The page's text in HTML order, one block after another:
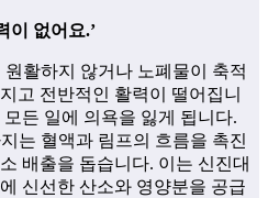
이 없어요.’
원활하지 않거나 노폐물이 축적
고 전반적인 활력이 떨어집니
든 일에 의욕을 잃게 됩니다.
는 혈액과 림프의 흐름을 촉진
배출을 돕습니다. 이는 신진대
신선한 산소와 영양분을 공급